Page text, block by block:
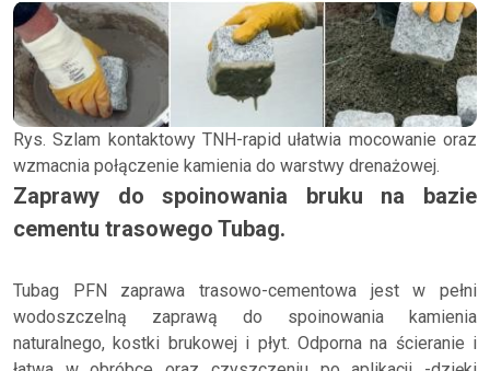
Rys. Szlam kontaktowy TNH-rapid ułatwia mocowanie oraz
wzmacnia połączenie kamienia do warstwy drenażowej.
Zaprawy do spoinowania bruku na bazie
cementu trasowego Tubag.
Tubag PFN zaprawa trasowo-cementowa jest w pełni
wodoszczelną zaprawą do spoinowania kamienia
naturalnego, kostki brukowej i płyt. Odporna na ścieranie i